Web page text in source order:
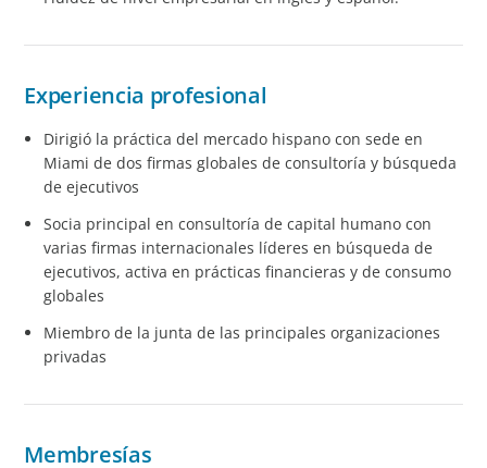
Experiencia profesional
Dirigió la práctica del mercado hispano con sede en
Miami de dos firmas globales de consultoría y búsqueda
de ejecutivos
Socia principal en consultoría de capital humano con
varias firmas internacionales líderes en búsqueda de
ejecutivos, activa en prácticas financieras y de consumo
globales
Miembro de la junta de las principales organizaciones
privadas
Membresías